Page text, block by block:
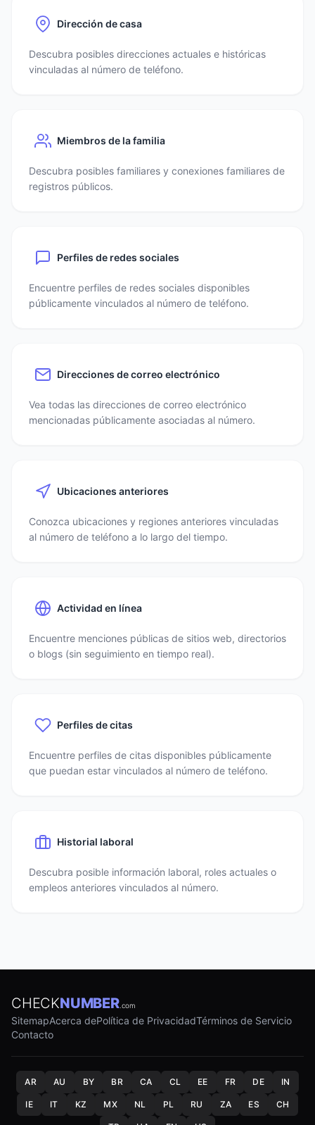
Dirección de casa
Descubra posibles direcciones actuales e históricas
vinculadas al número de teléfono.
Miembros de la familia
Descubra posibles familiares y conexiones familiares de
registros públicos.
Perfiles de redes sociales
Encuentre perfiles de redes sociales disponibles
públicamente vinculados al número de teléfono.
Direcciones de correo electrónico
Vea todas las direcciones de correo electrónico
mencionadas públicamente asociadas al número.
Ubicaciones anteriores
Conozca ubicaciones y regiones anteriores vinculadas
al número de teléfono a lo largo del tiempo.
Actividad en línea
Encuentre menciones públicas de sitios web, directorios
o blogs (sin seguimiento en tiempo real).
Perfiles de citas
Encuentre perfiles de citas disponibles públicamente
que puedan estar vinculados al número de teléfono.
Historial laboral
Descubra posible información laboral, roles actuales o
empleos anteriores vinculados al número.
CHECKNUMBER.com
SitemapAcerca dePolítica de PrivacidadTérminos de Servicio
Contacto
AR AU BY BR CA CL EE FR DE IN
IE IT KZ MX NL PL RU ZA ES CH